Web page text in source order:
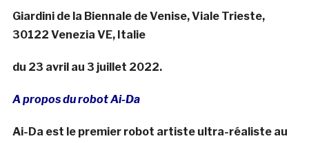
Giardini de la Biennale de Venise,Viale Trieste,
30122 Venezia VE, Italie
du 23 avril au 3 juillet 2022.
A propos du robot Ai-Da
Ai-Da est le premier robot artiste ultra-réaliste au